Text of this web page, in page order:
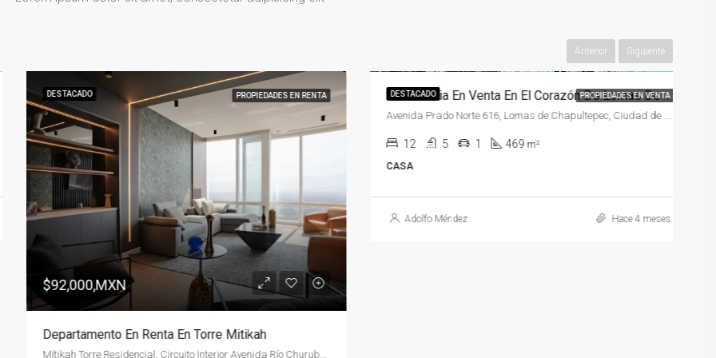
Anterior Siguiente
DESTACADO PROPIEDADES EN RENTA
$92,000,MXN
Departamento En Renta En Torre Mitikah
Mítikah Torre Residencial, Circuito Interior Avenida Río Churubusco, Xoco, Ciudad de México, CDMX, México
DESTACADO PROPIEDADES EN VENTA
Residencia En Venta En El Corazón De Lomas De Chapultepec
Avenida Prado Norte 616, Lomas de Chapultepec, Ciudad de México, CDMX, México
12 5 1 469 m²
CASA
Adolfo Méndez Hace 4 meses